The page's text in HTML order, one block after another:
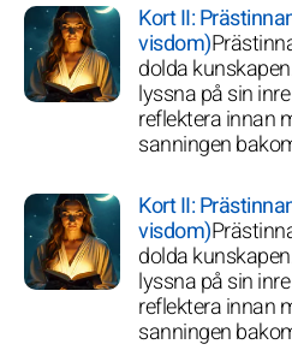
Kort II:
visdom)
dolda
lyssna på sin
reflektera innan
sanningen
Kort II:
visdom)
dolda
lyssna på sin
reflektera innan
sanningen